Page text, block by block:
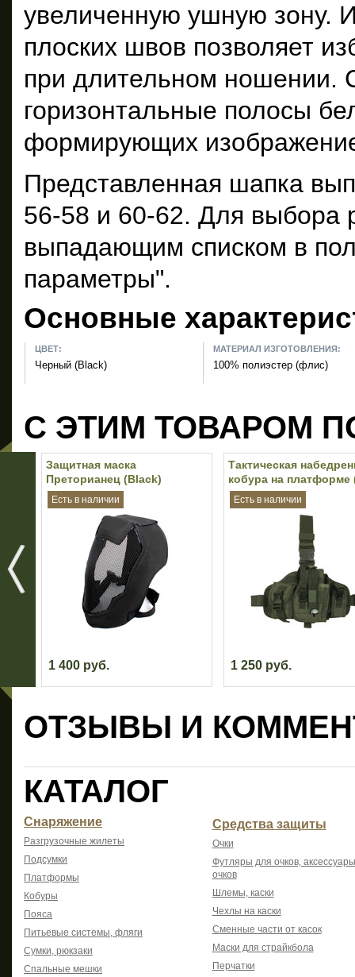
увеличенную ушную зону.
плоских швов позволяет
при длительном ношении.
горизонтальные полосы
формирующих
Представленная шапка
56-58 и 60-62. Для выбора
выпадающим списком в
параметры".
Основные
ЦВЕТ:
Черный (Black)
МАТЕРИАЛ ИЗГОТОВЛЕНИЯ:
100% полиэстер (флис)
С ЭТИМ ТОВАРОМ
Защитная маска
Преторианец (Black)
Есть в наличии
1 400 руб.
Тактическая
кобура на платформе
Есть в наличии
1 250 руб.
ОТЗЫВЫ И
КАТАЛОГ
Снаряжение
Разгрузочные жилеты
Подсумки
Платформы
Кобуры
Пояса
Питьевые системы, фляги
Сумки, рюкзаки
Спальные мешки
Средства защиты
Очки
Футляры для очков,
очков
Шлемы, каски
Чехлы на каски
Сменные части от касок
Маски для страйкбола
Перчатки